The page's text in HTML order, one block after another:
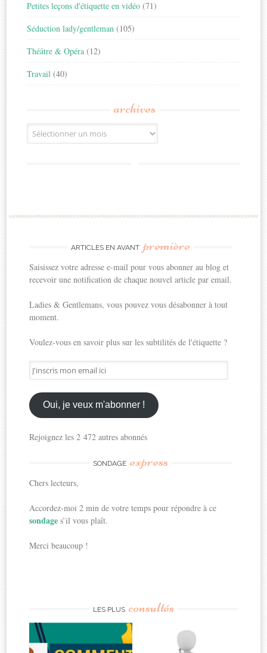
Petites leçons d'étiquette en vidéo (71)
Séduction lady/gentleman (105)
Théâtre & Opéra (12)
Travail (40)
archives
Archives
ARTICLES EN AVANT première
Saisissez votre adresse e-mail pour vous abonner au blog et
recevoir une notification de chaque nouvel article par email.
Ladies & Gentlemans, vous pouvez vous désabonner à tout
moment.
Voulez-vous en savoir plus sur les subtilités de l'étiquette ?
J'inscris
mon
email
ici
Oui, je veux m'abonner !
Rejoignez les 2 472 autres abonnés
SONDAGE express
Chers lecteurs,
Accordez-moi 2 min de votre temps pour répondre à ce
sondages’il vous plaît.
Merci beaucoup !
LES PLUS consultés